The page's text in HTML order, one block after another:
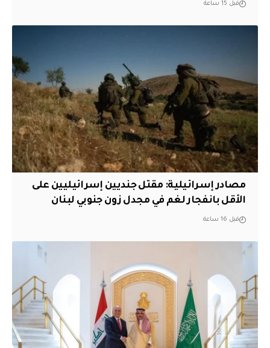
قبل 15 ساعة
مصادر إسرائيلية: مقتل جنديين إسرائيليين على
الأقل بانفجار لغم في مجدل زون جنوبي لبنان
قبل 16 ساعة